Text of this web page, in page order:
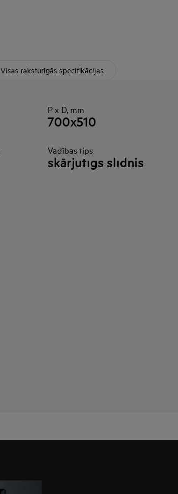
Visas raksturīgās specifikācijas
P x D, mm
700x510
Vadības tips
skārjutīgs slīdnis